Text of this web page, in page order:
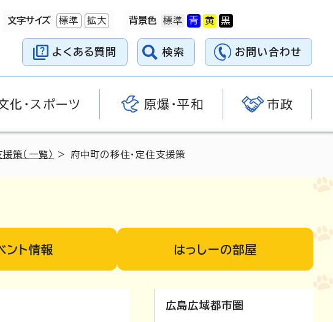
文字サイズ 標準 拡大 背景色
よくある質問 検索 お問い合わせ
化・スポーツ 原爆・平和 市政
策（一覧） > 府中町の移住・定住支援策
ント情報 はっしーの部屋
広島広域都市圏